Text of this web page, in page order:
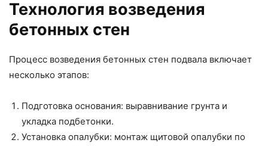
Технология возведения
бетонных стен
Процесс возведения бетонных стен подвала включает
несколько этапов:
Подготовка основания: выравнивание грунта и
укладка подбетонки.
Установка опалубки: монтаж щитовой опалубки по